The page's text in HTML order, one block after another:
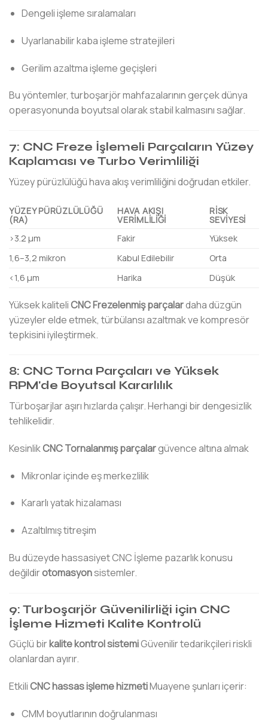
Dengeli işleme sıralamaları
Uyarlanabilir kaba işleme stratejileri
Gerilim azaltma işleme geçişleri
Bu yöntemler, turboşarjör mahfazalarının gerçek dünya
operasyonunda boyutsal olarak stabil kalmasını sağlar.
7: CNC Freze İşlemeli Parçaların Yüzey
Kaplaması ve Turbo Verimliliği
Yüzey pürüzlülüğü hava akış verimliliğini doğrudan etkiler.
YÜZEY PÜRÜZLÜLÜĞÜ
(RA)
HAVA AKIŞI
VERIMLILIĞI
RISK
SEVIYESI
>3.2 µm
Fakir
Yüksek
1,6–3,2 mikron
Kabul Edilebilir
Orta
<1,6 µm
Harika Düşük
Yüksek kaliteliCNC Frezelenmiş parçalardaha düzgün
yüzeyler elde etmek, türbülansı azaltmak ve kompresör
tepkisini iyileştirmek.
8: CNC Torna Parçaları ve Yüksek
RPM'de Boyutsal Kararlılık
Türboşarjlar aşırı hızlarda çalışır. Herhangi bir dengesizlik
tehlikelidir.
KesinlikCNC Tornalanmış parçalargüvence altına almak
Mikronlar içinde eş merkezlilik
Kararlı yatak hizalaması
Azaltılmış titreşim
Bu düzeyde hassasiyet CNC İşleme pazarlık konusu
değildirotomasyonsistemler.
9: Turboşarjör Güvenilirliği için CNC
İşleme Hizmeti Kalite Kontrolü
Güçlü birkalite kontrol sistemiGüvenilir tedarikçileri riskli
olanlardan ayırır.
EtkiliCNC hassas işleme hizmetiMuayene şunları içerir:
CMM boyutlarının doğrulanması